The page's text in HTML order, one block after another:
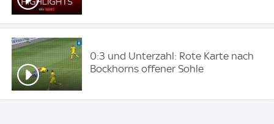
0:3 und Unterzahl: Rote Karte nach
Bockhorns offener Sohle